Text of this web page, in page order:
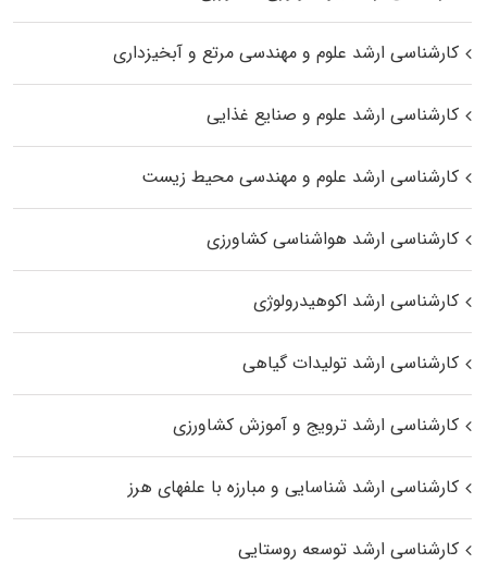
کارشناسی ارشد علوم و مهندسی مرتع و آبخیزداری
کارشناسی ارشد علوم و صنایع غذایی
کارشناسی ارشد علوم و مهندسی محیط زیست
کارشناسی ارشد هواشناسی کشاورزی
کارشناسی ارشد اکوهیدرولوژی
کارشناسی ارشد تولیدات گیاهی
کارشناسی ارشد ترویج و آموزش کشاورزی
کارشناسی ارشد شناسایی و مبارزه با علفهای هرز
کارشناسی ارشد توسعه روستایی